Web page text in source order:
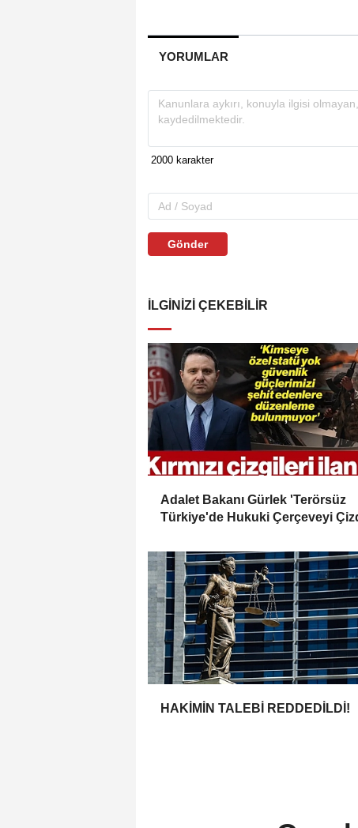
YORUMLAR
Gönder
İLGINIZI ÇEKEBILIR
Adalet Bakanı Gürlek 'Terörsüz
Türkiye'de Hukuki Çerçeveyi
HAKİMİN TALEBİ REDDEDİLDİ!